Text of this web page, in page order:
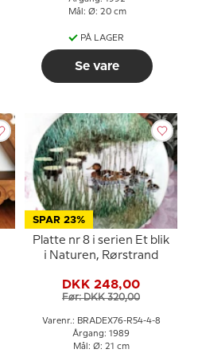
Mål: Ø: 20 cm
PÅ LAGER
Se vare
SPAR 23%
Platte nr 8 i serien Et blik
i Naturen, Rørstrand
DKK 248,00
Før: DKK 320,00
Varenr.: BRADEX76-R54-4-8
Årgang: 1989
Mål: Ø: 21 cm